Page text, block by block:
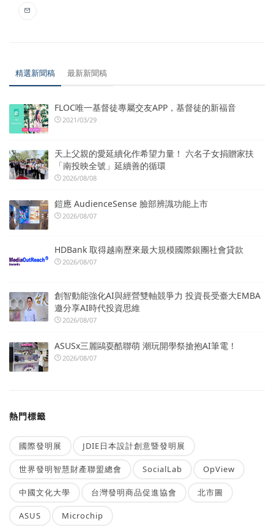
精選新聞稿 最新新聞稿
FLOC唯一基督徒專屬交友APP，基督徒的新福音
2021/03/29
天上父親的愛延續化作希望力量！ 六名子女捐贈家扶
「南投映全號」延續善的循環
2026/08/08
鎧應 AudienceSense 臉部辨識功能上市
2026/08/07
HDBank 取得越南歷來最大規模國際銀團社會貸款
2026/08/07
創智動能強化AI與經營雙軸競爭力 投資長受臺大EMBA
邀分享AI時代投資思維
2026/08/07
ASUSx三麗鷗耍酷聯萌 潮玩開學祭搶抱AI筆電！
2026/08/07
熱門標籤
國際發明展 JDIE日本設計創意暨發明展
世界發明智慧財產聯盟總會 SocialLab OpView
中國文化大學 台灣發明商品促進協會 北市圖
ASUS Microchip